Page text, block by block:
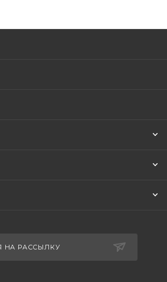
НА РАССЫЛКУ